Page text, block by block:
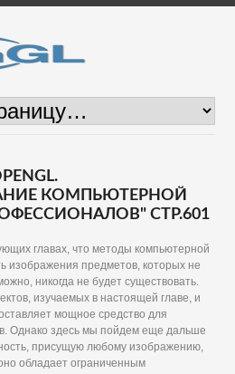
КОМПЬЮТЕРНОЙ
СТР.601
главах, что методы компьютерной
изображения предметов, которых не
никогда не будет существовать.
изучаемых в настоящей главе, и
мощное средство для
Однако здесь мы пойдем еще дальше
присущую любому изображению,
обладает ограниченным